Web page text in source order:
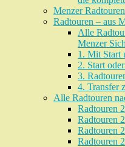
Menzer Radtouren
Radtouren – aus
Alle
Menzer
1. Mit Start
2. Start
3.
4. Transfer
Alle Radtouren
Radtouren
Radtouren
Radtouren
Radtouren